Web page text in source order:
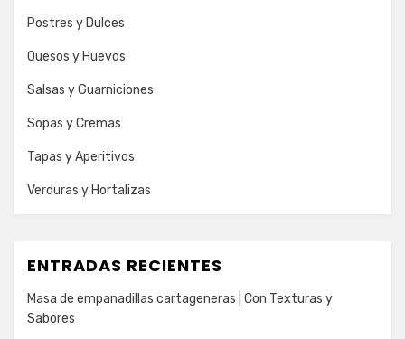
Postres y Dulces
Quesos y Huevos
Salsas y Guarniciones
Sopas y Cremas
Tapas y Aperitivos
Verduras y Hortalizas
ENTRADAS RECIENTES
Masa de empanadillas cartageneras | Con Texturas y
Sabores